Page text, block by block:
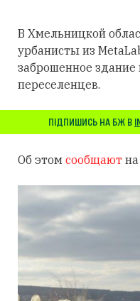
В Хмельницкой
урбанисты из
заброшенное
переселенцев.
ПІДПИШИСЬ НА БЖ В
Об этом сообщают